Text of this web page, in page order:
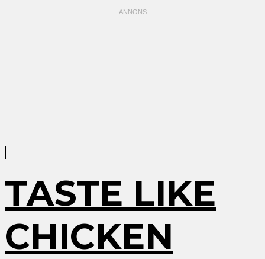
TASTE LIKE
CHICKEN